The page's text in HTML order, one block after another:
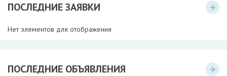
ПОСЛЕДНИЕ ЗАЯВКИ
Нет элементов для отображения
ПОСЛЕДНИЕ ОБЪЯВЛЕНИЯ